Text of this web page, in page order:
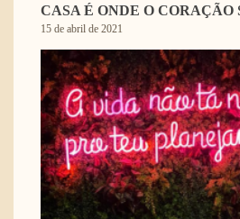
CASA É ONDE O CORAÇÃO
15 de abril de 2021